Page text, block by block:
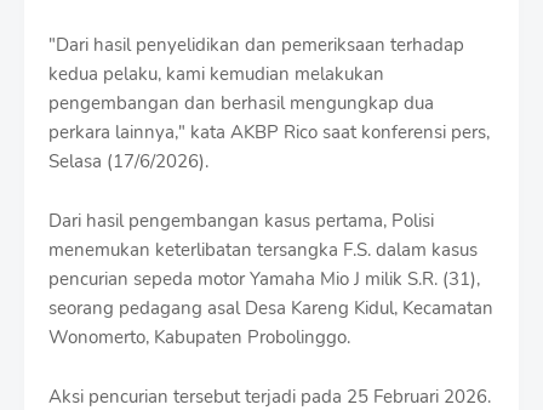
"Dari hasil penyelidikan dan pemeriksaan terhadap
kedua pelaku, kami kemudian melakukan
pengembangan dan berhasil mengungkap dua
perkara lainnya," kata AKBP Rico saat konferensi pers,
Selasa (17/6/2026).
Dari hasil pengembangan kasus pertama, Polisi
menemukan keterlibatan tersangka F.S. dalam kasus
pencurian sepeda motor Yamaha Mio J milik S.R. (31),
seorang pedagang asal Desa Kareng Kidul, Kecamatan
Wonomerto, Kabupaten Probolinggo.
Aksi pencurian tersebut terjadi pada 25 Februari 2026.
p
a
t
e
s